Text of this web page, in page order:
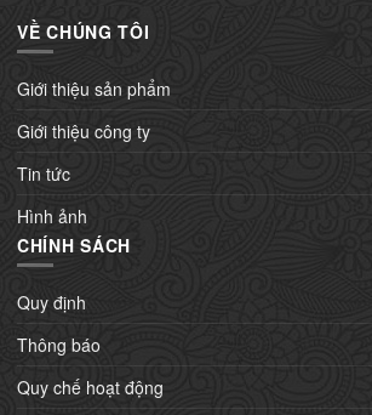
VỀ CHÚNG TÔI
Giới thiệu sản phẩm
Giới thiệu công ty
Tin tức
Hình ảnh
CHÍNH SÁCH
Quy định
Thông báo
Quy chế hoạt động